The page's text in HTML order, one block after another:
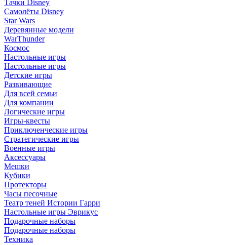
Тачки Disney
Самолёты Disney
Star Wars
Деревянные модели
WarThunder
Космос
Настольные игры
Настольные игры
Детские игры
Развивающие
Для всей семьи
Для компании
Логические игры
Игры-квесты
Приключенческие игры
Стратегические игры
Военные игры
Аксессуары
Мешки
Кубики
Протекторы
Часы песочные
Театр теней Истории Гарри
Настольные игры Эврикус
Подарочные наборы
Подарочные наборы
Техника